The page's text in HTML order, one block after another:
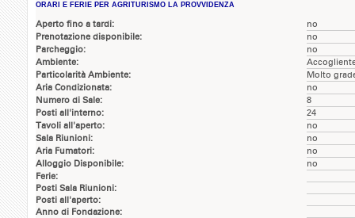
ORARI E FERIE PER AGRITURISMO LA PROVVIDENZA
Aperto fino a tardi:
no
Prenotazione disponibile:
no
Parcheggio:
no
Ambiente:
Particolarità Ambiente:
Molto
Aria Condizionata:
no
Numero di Sale:
8
Posti all'interno:
24
Tavoli all'aperto:
no
Sala Riunioni:
no
Aria Fumatori:
no
Alloggio Disponibile:
no
Ferie:
Posti Sala Riunioni:
Posti all'aperto:
Anno di Fondazione: